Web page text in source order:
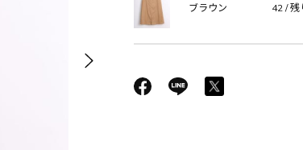
ブラウン 42 /残